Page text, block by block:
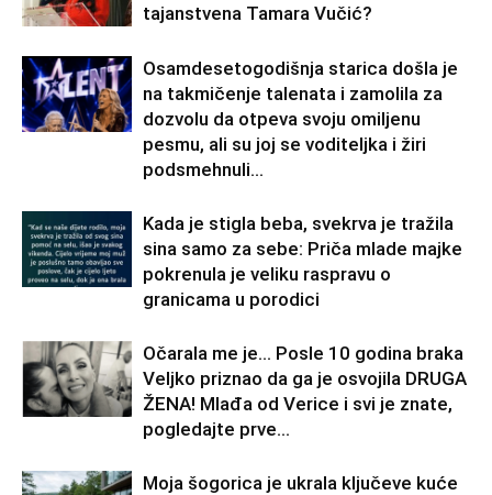
tajanstvena Tamara Vučić?
Osamdesetogodišnja starica došla je
na takmičenje talenata i zamolila za
dozvolu da otpeva svoju omiljenu
pesmu, ali su joj se voditeljka i žiri
podsmehnuli...
Kada je stigla beba, svekrva je tražila
sina samo za sebe: Priča mlade majke
pokrenula je veliku raspravu o
granicama u porodici
Očarala me je… Posle 10 godina braka
Veljko priznao da ga je osvojila DRUGA
ŽENA! Mlađa od Verice i svi je znate,
pogledajte prve...
Moja šogorica je ukrala ključeve kuće